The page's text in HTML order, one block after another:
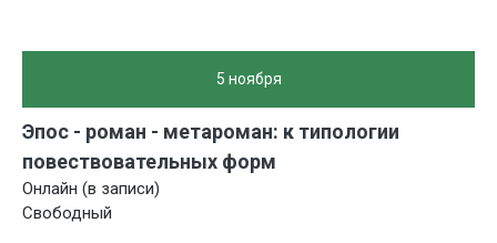
5 ноября
Эпос - роман - метароман: к типологии
повествовательных форм
Онлайн (в записи)
Свободный